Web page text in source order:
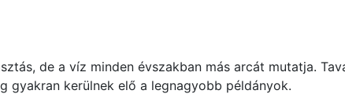
de a víz minden évszakban más arcát mutatja.
gyakran kerülnek elő a legnagyobb példányok.